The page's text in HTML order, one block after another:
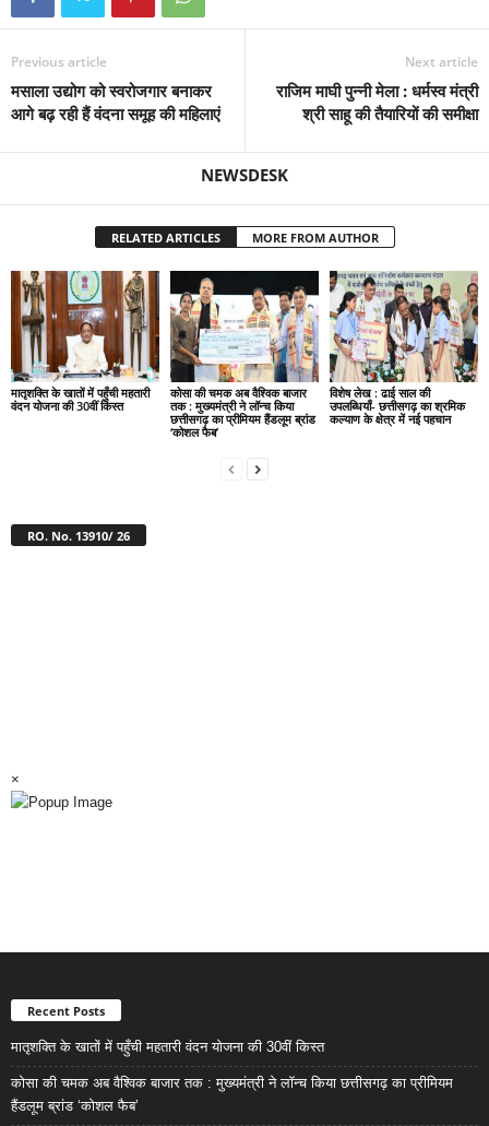
Previous article
मसाला उद्योग को स्वरोजगार बनाकर
आगे बढ़ रही हैं वंदना समूह की महिलाएं
Next article
राजिम माघी पुन्नी मेला : धर्मस्व मंत्री
श्री साहू की तैयारियों की समीक्षा
NEWSDESK
RELATED ARTICLES MORE FROM AUTHOR
मातृशक्ति के खातों में पहुँची महतारी
वंदन योजना की 30वीं किस्त
कोसा की चमक अब वैश्विक बाजार
तक : मुख्यमंत्री ने लॉन्च किया
छत्तीसगढ़ का प्रीमियम हैंडलूम ब्रांड
‘कोशल फैब’
विशेष लेख : ढाई साल की
उपलब्धियाँ- छत्तीसगढ़ का श्रमिक
कल्याण के क्षेत्र में नई पहचान
RO. No. 13910/ 26
×
Recent Posts
मातृशक्ति के खातों में पहुँची महतारी वंदन योजना की 30वीं किस्त
कोसा की चमक अब वैश्विक बाजार तक : मुख्यमंत्री ने लॉन्च किया छत्तीसगढ़ का प्रीमियम
हैंडलूम ब्रांड ‘कोशल फैब’